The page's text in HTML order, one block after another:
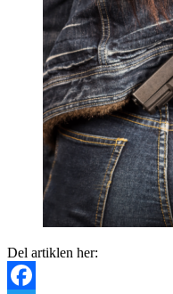
Del artiklen her: